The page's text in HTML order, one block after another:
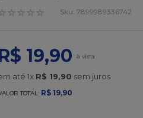
☆ ☆ ☆ ☆ : 7899989336742
19,90
até 1x R$ 19,90 sem juros
TOTAL: R$ 19,90